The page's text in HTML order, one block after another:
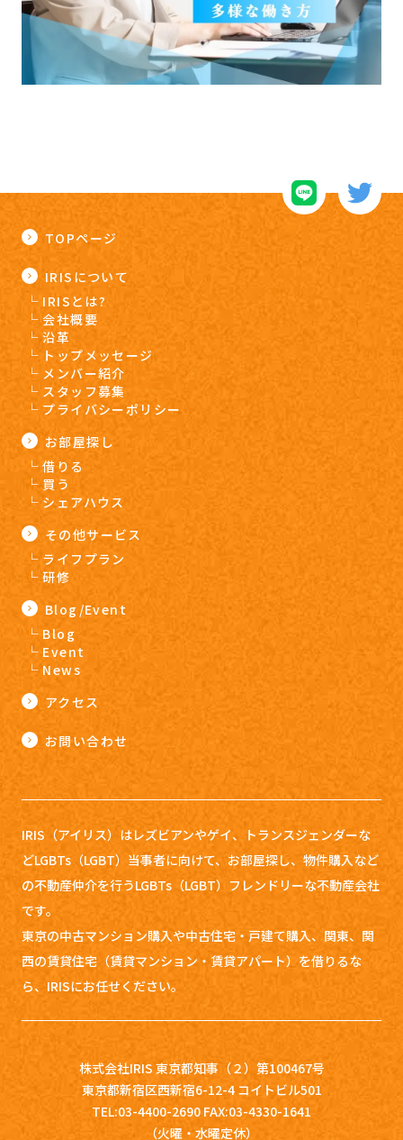
TOPページ
IRISについて
IRISとは?
会社概要
沿革
トップメッセージ
メンバー紹介
スタッフ募集
プライバシーポリシー
お部屋探し
借りる
買う
シェアハウス
その他サービス
ライフプラン
研修
Blog/Event
Blog
Event
News
アクセス
お問い合わせ
IRIS（アイリス）はレズビアンやゲイ、トランスジェンダーな
どLGBTs（LGBT）当事者に向けて、お部屋探し、 物件購入など
の不動産仲介を行うLGBTs（LGBT）フレンドリーな不動産会社
です。
東京の中古マンション購入や中古住宅・戸建て購入、関東、関
西の賃貸住宅（賃貸マンション・賃貸アパート）を借りるな
ら、IRISにお任せください。
株式会社IRIS 東京都知事（２）第100467号
東京都新宿区西新宿6-12-4 コイトビル501
TEL:03-4400-2690 FAX:03-4330-1641
（火曜・水曜定休）